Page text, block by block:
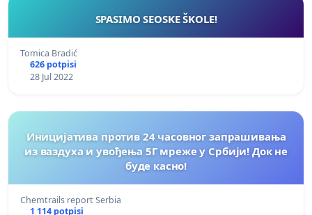
SPASIMO SEOSKE ŠKOLE!
Tomica Bradić
626 potpisi
28 Jul 2022
Иницијатива против 24 часовног запрашивања
из ваздуха и увођења 5Г мреже у Србији! Док не
буде касно!
Сhemtrails report Serbia
1 114 potpisi